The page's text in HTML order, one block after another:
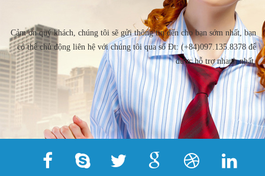
Cảm ơn quý khách, chúng tôi sẽ gửi thông tin đến cho bạn sớm nhất, bạn
có thể chủ động liên hệ với chúng tôi qua số Đt: (+84)097.135.8378 để
được hỗ trợ nhanh nhất.